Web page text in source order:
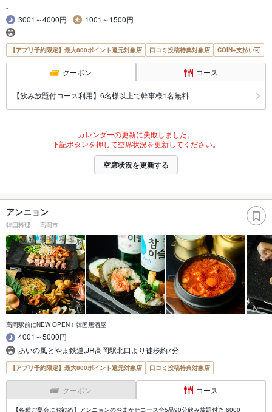
-
3001～4000円
1001～1500円
-
【アプリ予約限定】最大800ポイント還元対象店 口コミ投稿特典対象店 COIN+支払い可
クーポン コース
【飲み放題付コース利用】6名様以上で幹事様1名無料
カレンダーの更新に失敗しました。
下記ボタンを押して空席状況を更新してください。
空席状況を更新する
アンニョン
韓国料理 高岡市
高岡駅前にNEW OPEN！韓国居酒屋
4001～5000円
あいの風とやま鉄道,JR高岡駅北口より徒歩約7分
【アプリ予約限定】最大800ポイント還元対象店 口コミ投稿特典対象店
クーポン コース
【各種ご宴会にお勧め】アンニョンのおまかせコース全5品90分飲み放題付き 6000